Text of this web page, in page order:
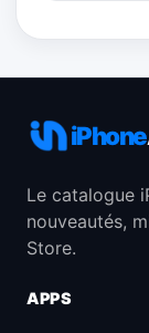
iPhone
Le catalogue
nouveautés,
Store.
APPS